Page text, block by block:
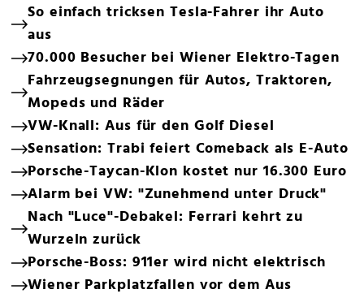
So einfach tricksen Tesla-Fahrer ihr Auto
aus
70.000 Besucher bei Wiener Elektro-Tagen
Fahrzeugsegnungen für Autos, Traktoren,
Mopeds und Räder
VW-Knall: Aus für den Golf Diesel
Sensation: Trabi feiert Comeback als E-Auto
Porsche-Taycan-Klon kostet nur 16.300 Euro
Alarm bei VW: "Zunehmend unter Druck"
Nach "Luce"-Debakel: Ferrari kehrt zu
Wurzeln zurück
Porsche-Boss: 911er wird nicht elektrisch
Wiener Parkplatzfallen vor dem Aus